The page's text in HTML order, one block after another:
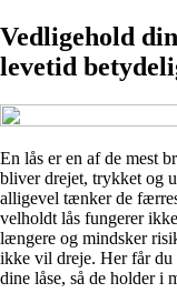
Vedligehold
levetid
En lås er en af de mest
bliver drejet, trykket og
alligevel tænker de
velholdt lås fungerer
længere og mindsker
ikke vil dreje. Her får du
dine låse, så de holder i